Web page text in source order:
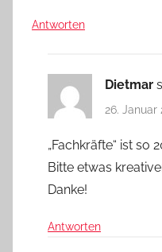
Antworten
Dietmar
26. Januar
„Fachkräfte“ ist so
Bitte etwas
Danke!
Antworten